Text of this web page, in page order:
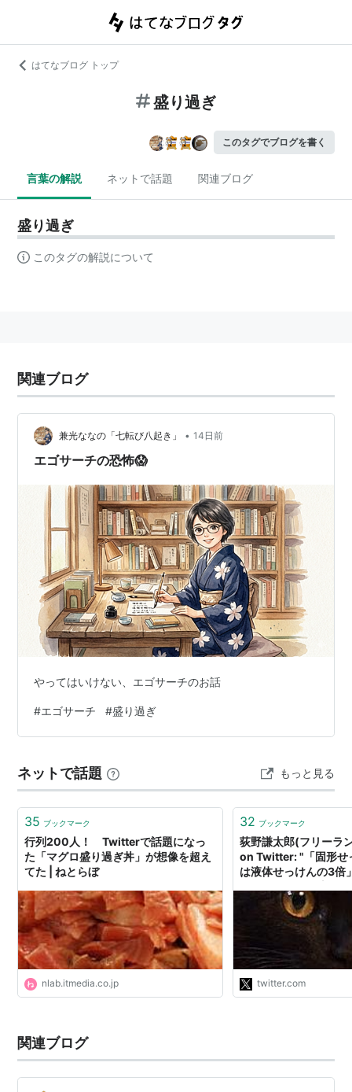
はてなブログ トップ
盛り過ぎ
このタグでブログを書く
言葉の解説 ネットで話題 関連ブログ
盛り過ぎ
このタグの解説について
関連ブログ
兼光ななの「七転び八起き」 • 14日前
エゴサーチの恐怖😱
やってはいけない、エゴサーチのお話
#エゴサーチ #盛り過ぎ
ネットで話題 もっと見る
35 ブックマーク
行列200人！ Twitterで話題になっ
た「マグロ盛り過ぎ丼」が想像を超え
てた | ねとらぼ
nlab.itmedia.co.jp
32 ブックマーク
荻野謙太郎(フリーラ
on Twitter: "「固形せ
は液体せっけんの3倍
形せっけんは使用中
度が高く、厚生労働
施設における感染対
は「必ず液体石けん
って… https://t.co/
twitter.com
関連ブログ